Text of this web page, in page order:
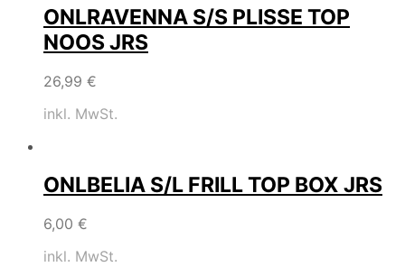
ONLRAVENNA S/S PLISSE TOP
NOOS JRS
26,99 €
inkl. MwSt.
ONLBELIA S/L FRILL TOP BOX JRS
6,00 €
inkl. MwSt.